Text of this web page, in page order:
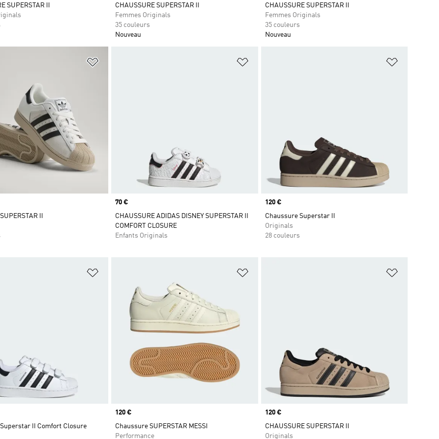
SUPERSTAR II
CHAUSSURE SUPERSTAR II
Femmes Originals
35 couleurs
Nouveau
CHAUSSURE SUPERSTAR II
Femmes Originals
35 couleurs
Nouveau
II
Prix
70 €
CHAUSSURE ADIDAS DISNEY SUPERSTAR II
COMFORT CLOSURE
Enfants Originals
Prix
120 €
Chaussure Superstar II
Originals
28 couleurs
II Comfort Closure
Prix
120 €
Chaussure SUPERSTAR MESSI
Performance
Prix
120 €
CHAUSSURE SUPERSTAR II
Originals